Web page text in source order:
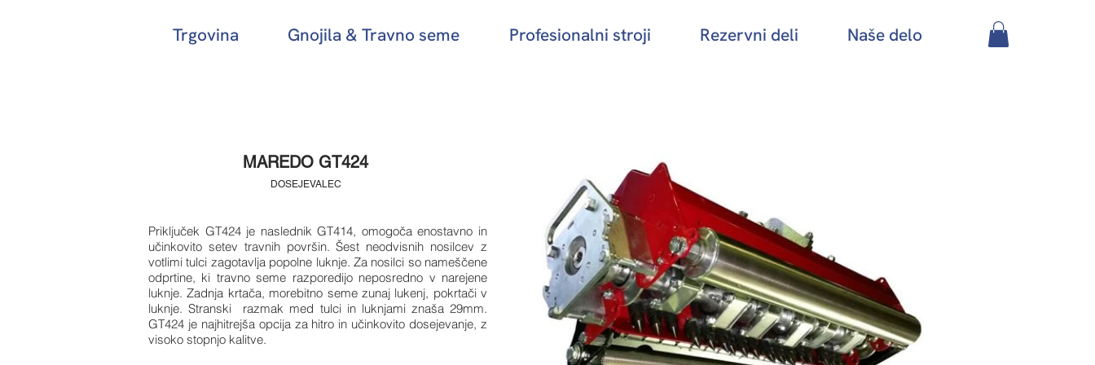
Trgovina Gnojila & Travno seme Profesionalni stroji Rezervni deli Naše delo
MAREDO GT424
DOSEJEVALEC
Priključek GT424 je naslednik GT414, omogoča enostavno in
učinkovito setev travnih površin. Šest neodvisnih nosilcev z
votlimi tulci zagotavlja popolne luknje. Za nosilci so nameščene
odprtine, ki travno seme razporedijo neposredno v narejene
luknje. Zadnja krtača, morebitno seme zunaj lukenj, pokrtači v
luknje. Stranski razmak med tulci in luknjami znaša 29mm.
GT424 je najhitrejša opcija za hitro in učinkovito dosejevanje, z
visoko stopnjo kalitve.